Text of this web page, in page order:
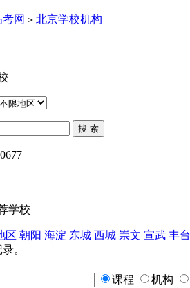
网 > 北京学校机构
学校
区 朝阳 海淀 东城 西城 崇文 宣武 丰台
。
课程 机构